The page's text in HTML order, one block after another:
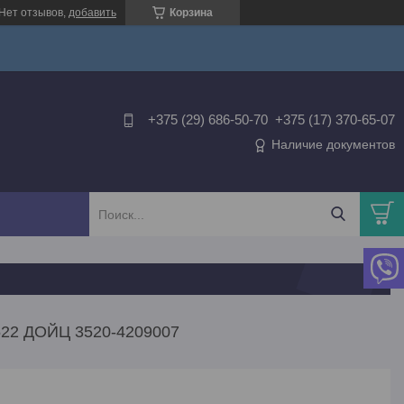
Корзина
отзывов, добавить
+375 (29) 686-50-70 +375 (17) 370-65-07
Наличие документов
ДОЙЦ 3520-4209007